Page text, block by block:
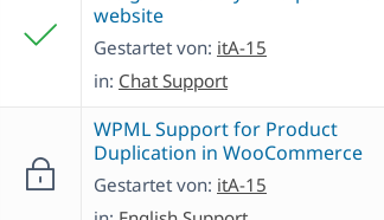
website
Gestartet von: itA-15
in: Chat Support
WPML Support for Product
Duplication in WooCommerce
Gestartet von: itA-15